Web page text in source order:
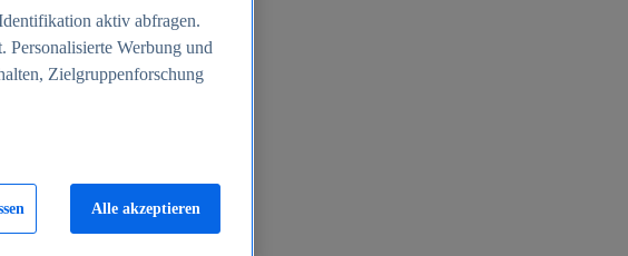
aktiv abfragen.
Werbung und
Zielgruppenforschung
Alle akzeptieren